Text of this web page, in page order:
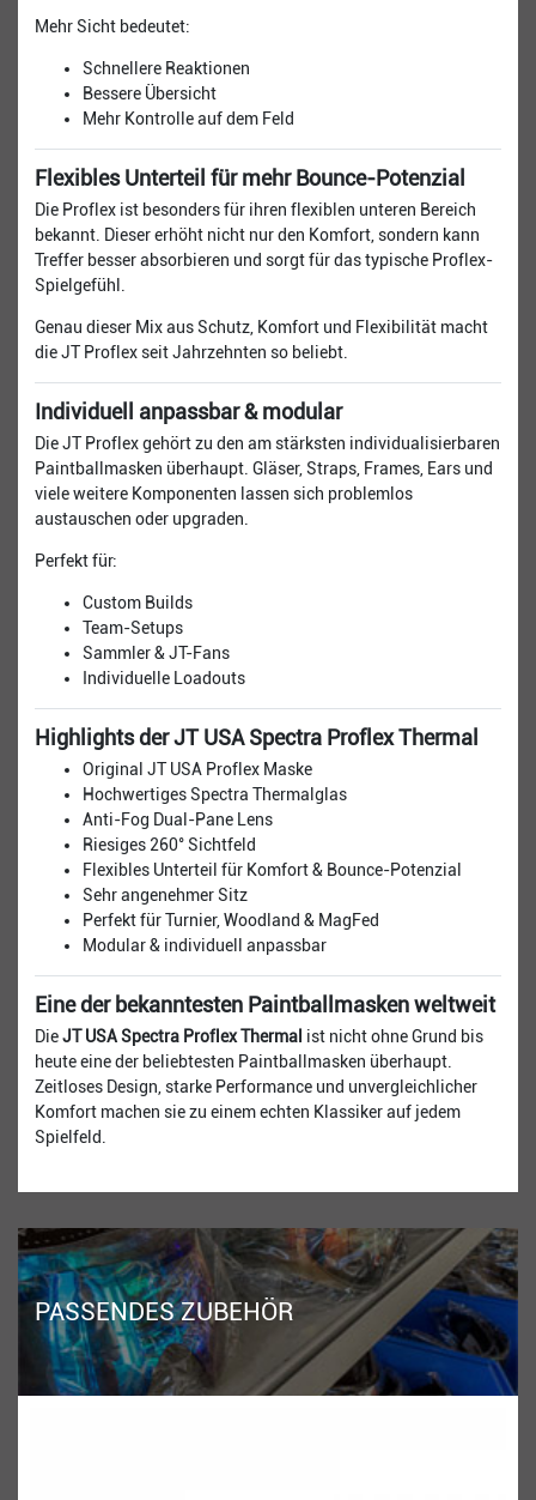
Mehr Sicht bedeutet:
Schnellere Reaktionen
Bessere Übersicht
Mehr Kontrolle auf dem Feld
Flexibles Unterteil für mehr Bounce-Potenzial
Die Proflex ist besonders für ihren flexiblen unteren Bereich
bekannt. Dieser erhöht nicht nur den Komfort, sondern kann
Treffer besser absorbieren und sorgt für das typische Proflex-
Spielgefühl.
Genau dieser Mix aus Schutz, Komfort und Flexibilität macht
die JT Proflex seit Jahrzehnten so beliebt.
Individuell anpassbar & modular
Die JT Proflex gehört zu den am stärksten individualisierbaren
Paintballmasken überhaupt. Gläser, Straps, Frames, Ears und
viele weitere Komponenten lassen sich problemlos
austauschen oder upgraden.
Perfekt für:
Custom Builds
Team-Setups
Sammler & JT-Fans
Individuelle Loadouts
Highlights der JT USA Spectra Proflex Thermal
Original JT USA Proflex Maske
Hochwertiges Spectra Thermalglas
Anti-Fog Dual-Pane Lens
Riesiges 260° Sichtfeld
Flexibles Unterteil für Komfort & Bounce-Potenzial
Sehr angenehmer Sitz
Perfekt für Turnier, Woodland & MagFed
Modular & individuell anpassbar
Eine der bekanntesten Paintballmasken weltweit
DieJT USA Spectra Proflex Thermal ist nicht ohne Grund bis
heute eine der beliebtesten Paintballmasken überhaupt.
Zeitloses Design, starke Performance und unvergleichlicher
Komfort machen sie zu einem echten Klassiker auf jedem
Spielfeld.
PASSENDES ZUBEHÖR